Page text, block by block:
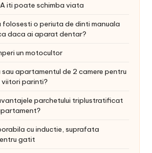
iti poate schimba viata
folosesti o periuta de dinti manuala
daca ai aparat dentar?
un motocultor
apartamentul de 2 camere pentru
viitori parinti?
parchetului triplustratificat
cu inductie, suprafata
gatit